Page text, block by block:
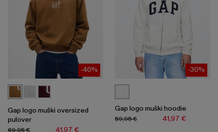
-40%
Gap logo muški oversized
pulover
41,97 €
69,95 €
-30%
Gap logo muški hoodie
41,97 €
59,95 €